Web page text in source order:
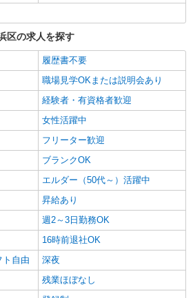
当1000円 ＊上記は夜間透析6回の場合の月
間外手当 ・交通費
100000円 ・住宅手当21000円/月 ・家族手
円〜15000円/月 ・祝日手当2000円/回 ・年
手当 ・賞与・昇給 ・保育園費用補助月額手
3歳30000円、4〜6歳4000円（1人につき）
浜駅｜70％が未経験からスタート！綺
院で看護助手
社員】月給240,000〜400,000円 ・基本
円〜220,000円 ・資格手当：10,000〜
円 ・役職手当：10,000〜70,000円 ・処遇改
：20,000〜60,000円（勤続年数、保有資格
変動） ・固定残業手当：20,000円（10時
定残業時間を超過する場合には超過勤務
して別途支給 ・夜勤手当：10,000円/1回
とは別に支給） 下記資格をお持ちの方
認知症介護基礎研修 ・初任者研修 ・実務
・介護福祉士 など
葉市美浜区
詳細を見る
海岸駅＞週3〜＆日払いOK◎高収入な
タッフ募集！
給2400円〜3000円 ＜日払い有/週払い有/交
区の求人を探す
履歴書不要
職場見学OKまたは説明会あり
経験者・有資格者歓迎
女性活躍中
フリーター歓迎
ブランクOK
エルダー（50代～）活躍中
昇給あり
週2～3日勤務OK
16時前退社OK
ト自由
深夜
残業ほぼなし